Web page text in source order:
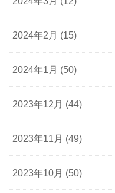
2024年2月 (15)
2024年1月 (50)
2023年12月 (44)
2023年11月 (49)
2023年10月 (50)